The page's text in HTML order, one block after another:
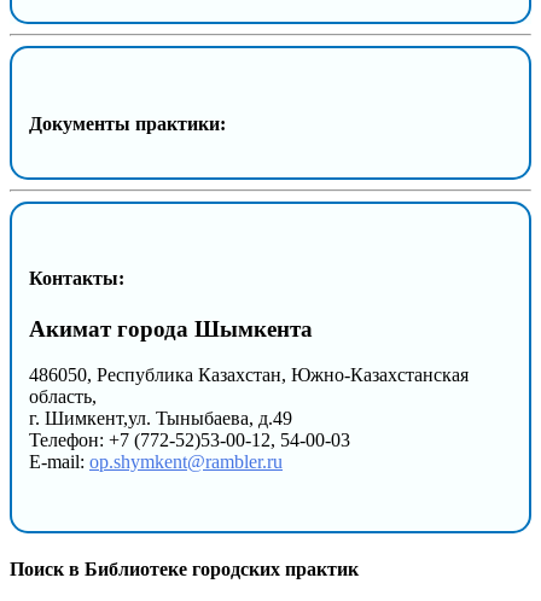
Документы практики:
Контакты:
Акимат города Шымкента
486050, Республика Казахстан, Южно-Казахстанская
область,
г. Шимкент,ул. Тыныбаева, д.49
Телефон: +7 (772-52)53-00-12, 54-00-03
E-mail: op.shymkent@rambler.ru
Поиск в Библиотеке городских практик